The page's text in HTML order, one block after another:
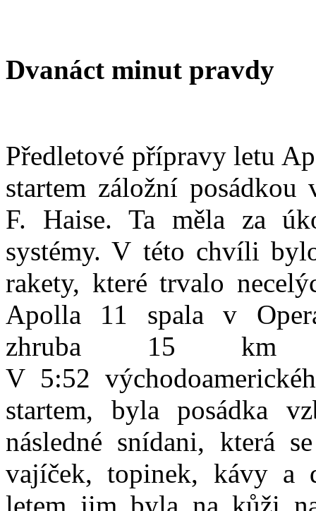
Dvanáct minut pravdy
Předletové přípravy letu
startem záložní
F. Haise. Ta měla za
systémy. V této chvíli
rakety, které trvalo
Apolla 11 spala v
zhruba 15 km
V 5:52
startem, byla posádka
následné snídani, která
vajíček, topinek, kávy a
letem jim byla na kůži